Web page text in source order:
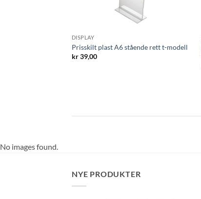
DISPLAY
Prisskilt plast A6 stående rett t-modell
kr39,00
No images found.
NYE PRODUKTER